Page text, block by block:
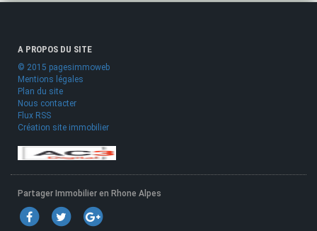
A PROPOS DU SITE
© 2015 pagesimmoweb
Mentions légales
Plan du site
Nous contacter
Flux RSS
Création site immobilier
Partager Immobilier en Rhone Alpes